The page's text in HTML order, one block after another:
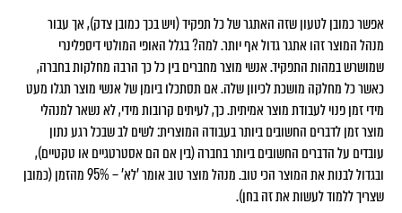
אפשר כמובן לטעון שזה האתגר של כל תפקיד (ויש בכך כמובן צדק), אך עבור
מנהל המוצר זהו אתגר גדול אף יותר. למה? בגלל האופי המולטי דיספלינרי
שמושרש במהות התפקיד. אנשי מוצר מחברים בין כל כך הרבה מחלקות בחברה,
כאשר כל מחלקה מושכת לכיוון שלה. אם תסתכלו ביומן של אנשי מוצר תגלו מעט
מידי זמן פנוי לעבודת מוצר אמיתית. כך, לעיתים קרובות מידי, לא נשאר למנהלי
מוצר זמן לדברים החשובים ביותר בעבודה המוצרית: לשים לב שבכל רגע נתון
עובדים על הדברים החשובים ביותר בחברה (בין אם הם אסטרטגיים או טקטיים),
ובגדול לבנות את המוצר הכי טוב. מנהל מוצר טוב אומר 'לא' – 95% מהזמן (כמובן
שצריך ללמוד לעשות את זה בחן).